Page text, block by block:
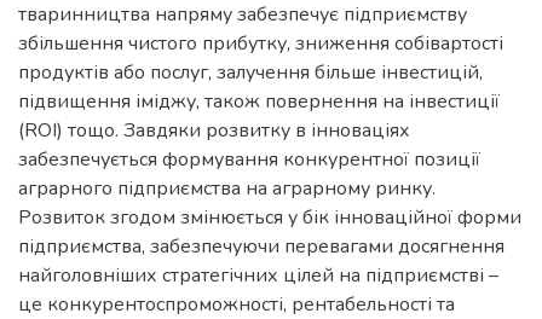
тваринництва напряму забезпечує підприємству
збільшення чистого прибутку, зниження собівартості
продуктів або послуг, залучення більше інвестицій,
підвищення іміджу, також повернення на інвестиції
(ROI) тощо. Завдяки розвитку в інноваціях
забезпечується формування конкурентної позиції
аграрного підприємства на аграрному ринку.
Розвиток згодом змінюється у бік інноваційної форми
підприємства, забезпечуючи перевагами досягнення
найголовніших стратегічних цілей на підприємстві –
це конкурентоспроможності, рентабельності та